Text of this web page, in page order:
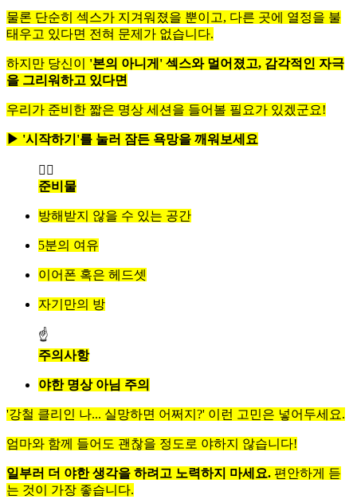
물론 단순히 섹스가 지겨워졌을 뿐이고, 다른 곳에 열정을 불
태우고 있다면 전혀 문제가 없습니다.
하지만 당신이 '본의 아니게' 섹스와 멀어졌고, 감각적인 자극
을 그리워하고 있다면
우리가 준비한 짧은 명상 세션을 들어볼 필요가 있겠군요!
▶ '시작하기'를 눌러 잠든 욕망을 깨워보세요
🧘‍♀️
준비물
방해받지 않을 수 있는 공간
5분의 여유
이어폰 혹은 헤드셋
자기만의 방
☝
주의사항
야한 명상 아님 주의
'강철 클리인 나... 실망하면 어쩌지?' 이런 고민은 넣어두세요.
엄마와 함께 들어도 괜찮을 정도로 야하지 않습니다!
일부러 더 야한 생각을 하려고 노력하지 마세요. 편안하게 듣
는 것이 가장 좋습니다.